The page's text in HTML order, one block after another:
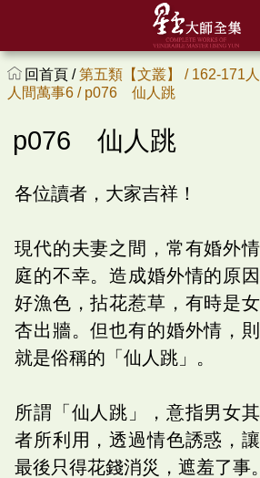
回首頁 /第五類【文叢】 / 162-171
人間萬事6 / p076 仙人跳
p076 仙人跳
各位讀者，大家吉祥！
現代的夫妻之間，常有婚外
庭的不幸。造成婚外情的原
好漁色，拈花惹草，有時是
杏出牆。但也有的婚外情，
就是俗稱的「仙人跳」。
所謂「仙人跳」，意指男女
者所利用，透過情色誘惑，
最後只得花錢消災，遮羞了事。